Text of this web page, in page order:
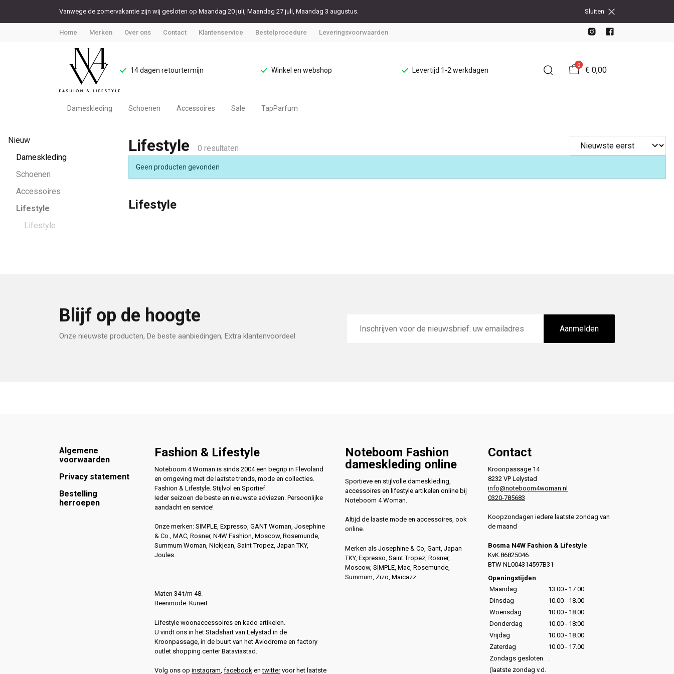
Vanwege de zomervakantie zijn wij gesloten op Maandag 20 juli, Maandag 27 juli, Maandag 3 augustus. Sluiten
Home Merken Over ons Contact Klantenservice Bestelprocedure Leveringsvoorwaarden
14 dagen retourtermijn Winkel en webshop Levertijd 1-2 werkdagen
0
€ 0,00
Dameskleding Schoenen Accessoires Sale TapParfum
Lifestyle
Noteboom
Woman
Nieuw
Dameskleding
Schoenen
Accessoires
Lifestyle
Lifestyle
Lifestyle 0 resultaten
Geen producten gevonden
Lifestyle
Blijf op de hoogte
Onze nieuwste producten, De beste aanbiedingen, Extra klantenvoordeel
mailadres
Aanmelden
Footer
Algemene
voorwaarden
Privacy statement
Bestelling
herroepen
Fashion & Lifestyle
Noteboom 4 Woman is sinds 2004 een begrip in Flevoland
en omgeving met de laatste trends, mode en collecties.
Fashion & Lifestyle. Stijlvol en Sportief.
Ieder seizoen de beste en nieuwste adviezen. Persoonlijke
aandacht en service!
Onze merken: SIMPLE, Expresso, GANT Woman, Josephine
& Co., MAC, Rosner, N4W Fashion, Moscow, Rosemunde,
Summum Woman, Nickjean, Saint Tropez, Japan TKY,
Joules.
Maten 34 t/m 48.
Beenmode: Kunert
Lifestyle woonaccessoires en kado artikelen.
U vindt ons in het Stadshart van Lelystad in de
Kroonpassage, in de buurt van het Aviodrome en factory
outlet shopping center Bataviastad.
Volg ons op instagram, facebook entwittervoor het laatste
Noteboom Fashion
dameskleding online
Sportieve en stijlvolle dameskleding,
accessoires en lifestyle artikelen online bij
Noteboom 4 Woman.
Altijd de laaste mode en accessoires, ook
online.
Merken als Josephine & Co, Gant, Japan
TKY, Expresso, Saint Tropez, Rosner,
Moscow, SIMPLE, Mac, Rosemunde,
Summum, Zizo, Maicazz.
Contact
Kroonpassage 14
8232 VP Lelystad
info@noteboom4woman.nl
0320-785683
Koopzondagen iedere laatste zondag van
de maand
Bosma N4W Fashion & Lifestyle
KvK 86825046
BTW NL004314597B31
Openingstijden
Maandag
13.00 - 17.00
Dinsdag
10.00 - 18.00
Woensdag
10.00 - 18.00
Donderdag
10.00 - 18:00
Vrijdag
10.00 - 18.00
Zaterdag
10.00 - 17.00
Zondags gesloten
.
(laatste zondag v.d.